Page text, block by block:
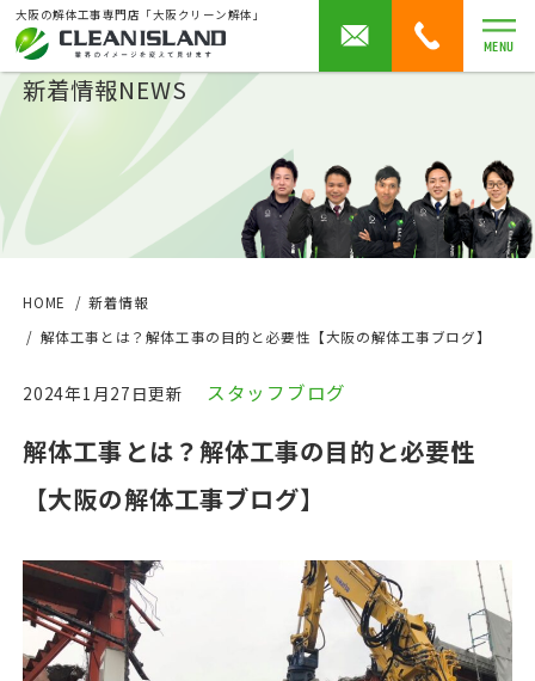
大阪の解体工事専門店「大阪クリーン解体」
MENU
新着情報NEWS
HOME
新着情報
解体工事とは？解体工事の目的と必要性【大阪の解体工事ブログ】
2024年1月27日更新 スタッフブログ
解体工事とは？解体工事の目的と必要性
【大阪の解体工事ブログ】